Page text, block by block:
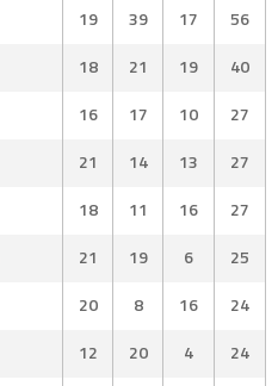
19 39 17
56
18 21 19
40
16 17 10
27
21 14 13
27
18 11 16
27
21 19 6
25
20 8 16
24
12 20 4
24